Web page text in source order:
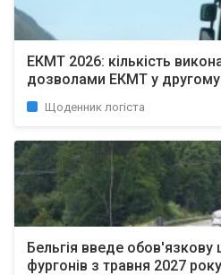
ЕКМТ 2026: кількість
дозволами ЕКМТ у другому
Щоденник логіста
Бельгія введе обов'язкову
фургонів з травня 2027 року